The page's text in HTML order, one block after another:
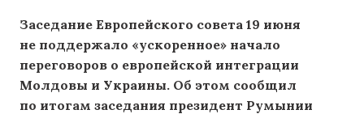
Заседание Европейского совета 19 июня
не поддержало «ускоренное» начало
переговоров о европейской интеграции
Молдовы и Украины. Об этом сообщил
по итогам заседания президент Румынии